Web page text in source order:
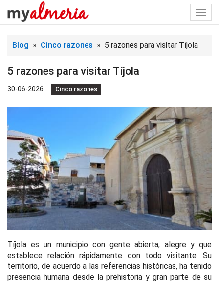
Blog » Cinco razones » 5 razones para visitar Tíjola
5 razones para visitar Tíjola
30-06-2026 Cinco razones
Tíjola es un municipio con gente abierta, alegre y que
establece relación rápidamente con todo visitante. Su
territorio, de acuerdo a las referencias históricas, ha tenido
presencia humana desde la prehistoria y gran parte de su